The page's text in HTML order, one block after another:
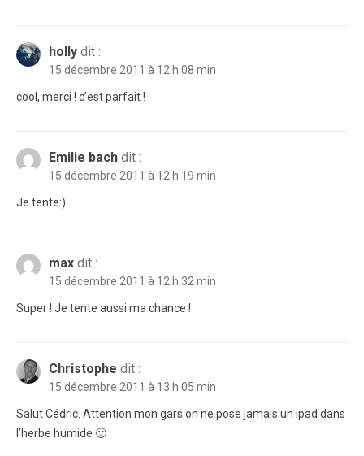
holly dit :
15 décembre 2011 à 12 h 08 min
cool, merci ! c’est parfait !
Emilie bach dit :
15 décembre 2011 à 12 h 19 min
Je tente:)
max dit :
15 décembre 2011 à 12 h 32 min
Super ! Je tente aussi ma chance !
Christophe dit :
15 décembre 2011 à 13 h 05 min
Salut Cédric. Attention mon gars on ne pose jamais un ipad dans
l’herbe humide 🙂